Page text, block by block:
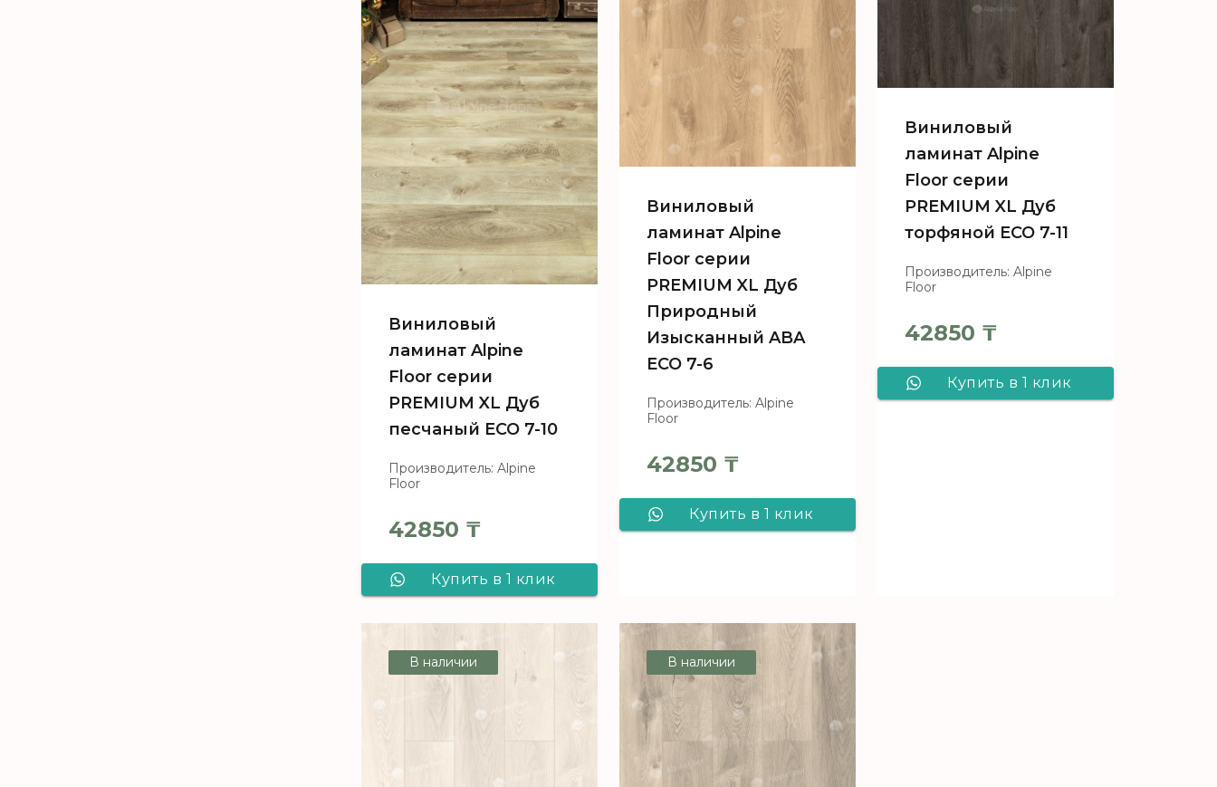
Насыщенный ABA
ECO 7-7
PREMIUM XL Дуб
Натуральный
Отбеленный ABA
Виниловый
ламинат Alpine
Floor серии
PREMIUM XL Дуб
песчаный ECO 7-10
Производитель: Alpine
Floor
42850 ₸
Купить в 1 клик
ламинат Alpine
Floor серии
PREMIUM XL Дуб
10
Виниловый
ламинат Alpine
Floor серии
PREMIUM XL Дуб
Природный
Изысканный ABA
ECO 7-6
Производитель: Alpine
Floor
42850 ₸
Купить в 1 клик
PREMIUM XL Дуб
Природный
Изысканный ABA
ECO 7-6
Виниловый
ламинат Alpine
Floor серии
PREMIUM XL Дуб
торфяной ECO 7-11
Производитель: Alpine
Floor
42850 ₸
Купить в 1 клик
В наличии В наличии